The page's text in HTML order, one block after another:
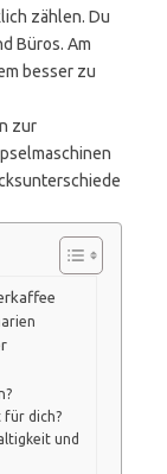
zählen. Du
Büros. Am
besser zu
zur
für dich?
und